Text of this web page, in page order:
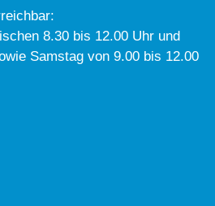
8.30 bis 12.00 Uhr und
Samstag von 9.00 bis 12.00